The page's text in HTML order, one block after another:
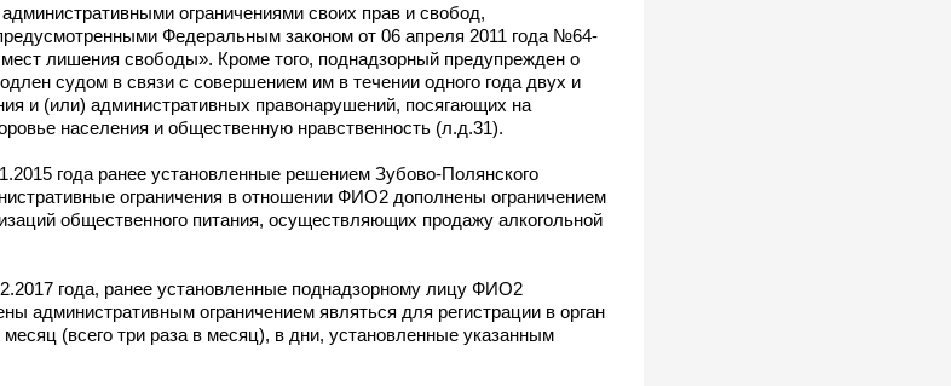
ограничениями своих прав и свобод,
Федеральным законом от 06 апреля 2011 года №64-
лишения свободы». Кроме того, поднадзорный предупрежден о
судом в связи с совершением им в течении одного года двух и
и (или) административных правонарушений, посягающих на
населения и общественную нравственность (л.д.31).
года ранее установленные решением Зубово-Полянского
ограничения в отношении ФИО2 дополнены ограничением
общественного питания, осуществляющих продажу алкогольной
года, ранее установленные поднадзорному лицу ФИО2
административным ограничением являться для регистрации в орган
(всего три раза в месяц), в дни, установленные указанным